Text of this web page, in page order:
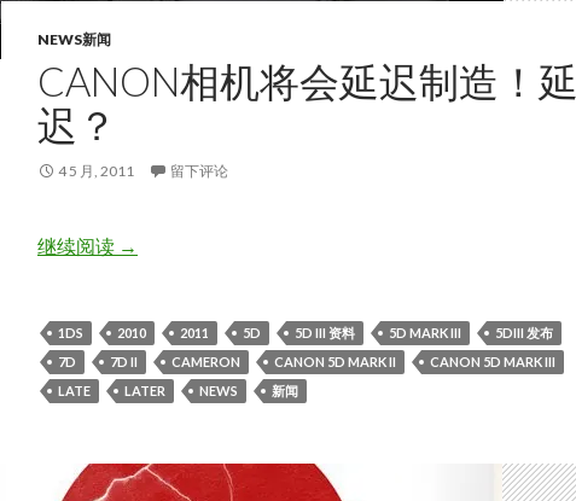
NEWS新闻
CANON相机将会延迟制造！延
迟？
4 5 月, 2011 留下评论
继续阅读Canon相机将会延迟制造！延迟？
→
1DS 2010 2011 5D 5D III 资料 5D MARK III
5DIII 发布
7D
7D II CAMERON CANON 5D MARK II
CANON 5D MARK III
LATE
LATER NEWS 新闻